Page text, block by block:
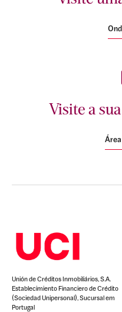
Visite a
Unión de Créditos Inmobiliários, S.A.
Establecimiento Financiero de Crédito
(Sociedad Unipersonal), Sucursal em
Portugal